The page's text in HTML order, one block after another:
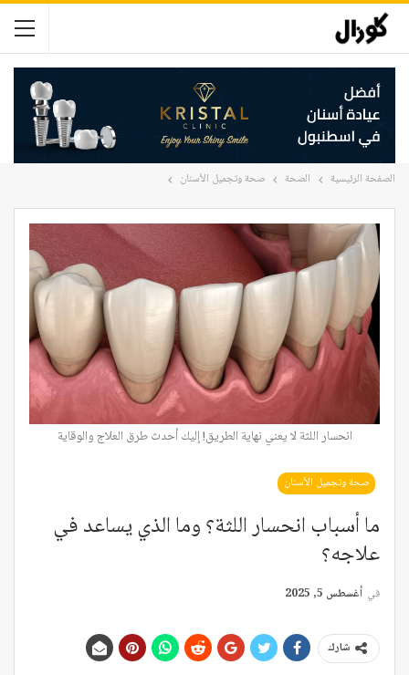
الصفحة الرئيسية الصحة صحة وتجميل الأسنان
انحسار اللثة لا يعني نهاية الطريق! إليك أحدث طرق العلاج والوقاية
صحة وتجميل الأسنان
ما أسباب انحسار اللثة؟ وما الذي يساعد في
علاجه؟
في أغسطس 5, 2025
شارك